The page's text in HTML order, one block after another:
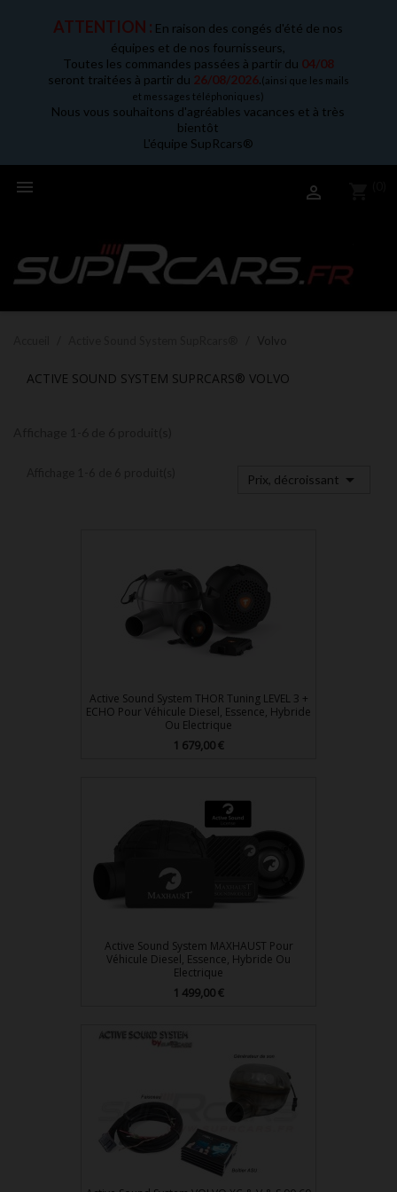
ATTENTION : En raison des congés d'été de nos
équipes et de nos fournisseurs,
Toutes les commandes passées à partir du 04/08
seront traitées à partir du 26/08/2026.(ainsi que les mails
et messages téléphoniques)
Nous vous souhaitons d'agréables vacances et à très
bientôt
L'équipe SupRcars®
 
ACTIVE SOUND SYSTEM SUPRCARS® VOLVO
Prix, décroissant 
Active Sound System THOR Tuning LEVEL 3 +
ECHO Pour Véhicule Diesel, Essence, Hybride
Ou Electrique
Prix
1 679,00 €
Active Sound System MAXHAUST Pour
Véhicule Diesel, Essence, Hybride Ou
Electrique
Prix
1 499,00 €